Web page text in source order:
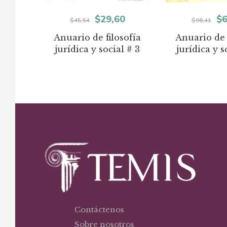
Anuario de filosofía
jurídica y social # 3
$45,54
El
precio
original
$29,60El
precio
actual
Anuario
jurídica y
$98,41
El
$
Contáctenos
Sobre nosotros